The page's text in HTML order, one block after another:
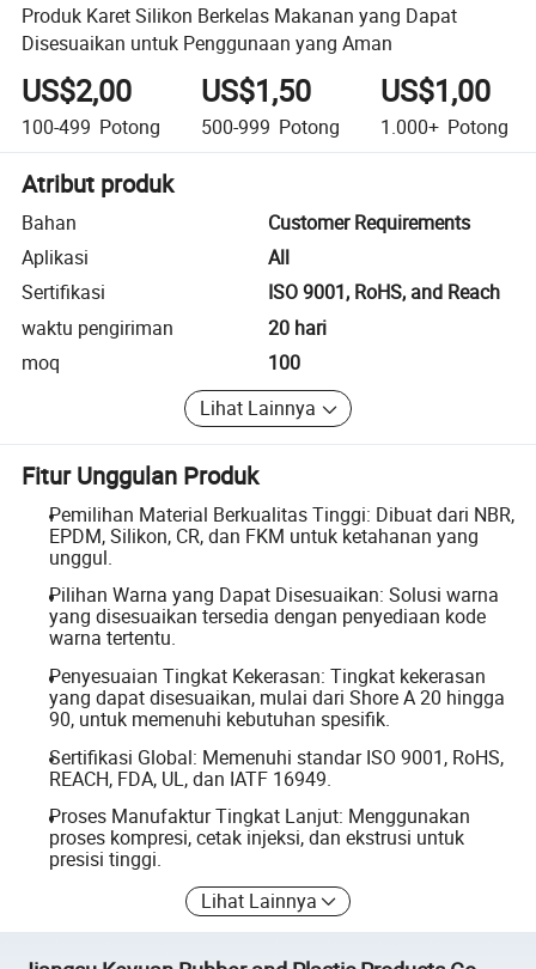
Produk Karet Silikon Berkelas Makanan yang Dapat
Disesuaikan untuk Penggunaan yang Aman
US$2,00
100-499 Potong
US$1,50
500-999 Potong
US$1,00
1.000+ Potong
Atribut produk
Bahan
Customer Requirements
Aplikasi
All
Sertifikasi
ISO 9001, RoHS, and Reach
waktu pengiriman
20 hari
moq
100
Lihat Lainnya
Fitur Unggulan Produk
Pemilihan Material Berkualitas Tinggi: Dibuat dari NBR,
EPDM, Silikon, CR, dan FKM untuk ketahanan yang
unggul.
Pilihan Warna yang Dapat Disesuaikan: Solusi warna
yang disesuaikan tersedia dengan penyediaan kode
warna tertentu.
Penyesuaian Tingkat Kekerasan: Tingkat kekerasan
yang dapat disesuaikan, mulai dari Shore A 20 hingga
90, untuk memenuhi kebutuhan spesifik.
Sertifikasi Global: Memenuhi standar ISO 9001, RoHS,
REACH, FDA, UL, dan IATF 16949.
Proses Manufaktur Tingkat Lanjut: Menggunakan
proses kompresi, cetak injeksi, dan ekstrusi untuk
presisi tinggi.
Lihat Lainnya